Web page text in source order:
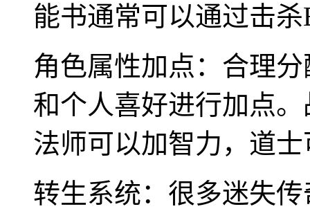
能书通常可以通过击
角色属性加点：合理
和个人喜好进行加点
法师可以加智力，道
转生系统：很多迷失